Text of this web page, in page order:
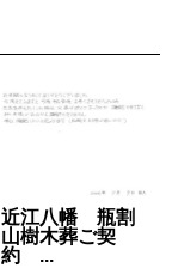
近江八幡 瓶割
山樹木葬ご契
約 ...